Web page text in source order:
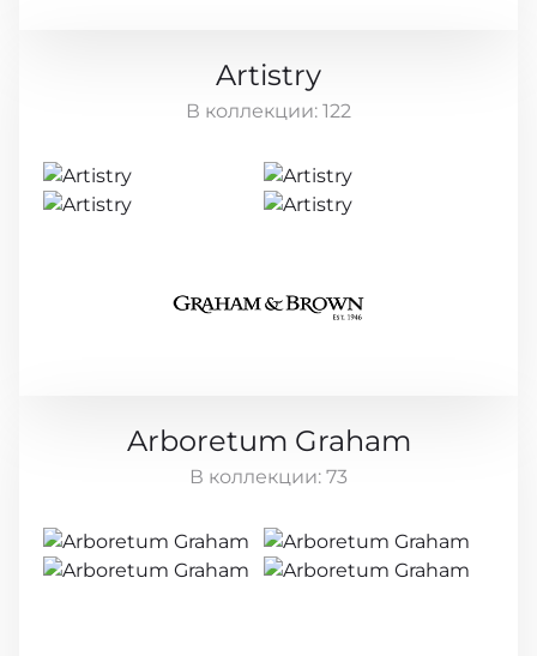
Artistry
В коллекции: 122
Arboretum Graham
В коллекции: 73